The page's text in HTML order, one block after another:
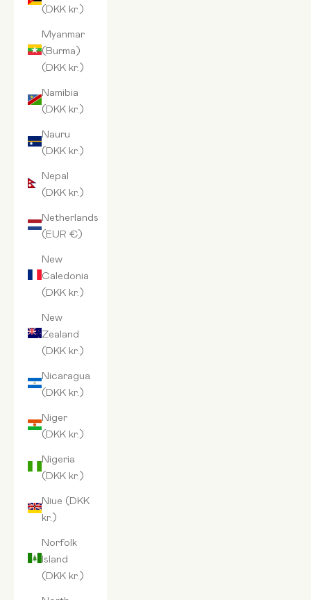
(DKK kr.)
Myanmar
(Burma)
(DKK kr.)
Namibia
(DKK kr.)
Nauru
(DKK kr.)
Nepal
(DKK kr.)
Netherlands
(EUR €)
New
Caledonia
(DKK kr.)
New
Zealand
(DKK kr.)
Nicaragua
(DKK kr.)
Niger
(DKK kr.)
Nigeria
(DKK kr.)
Niue (DKK
kr.)
Norfolk
Island
(DKK kr.)